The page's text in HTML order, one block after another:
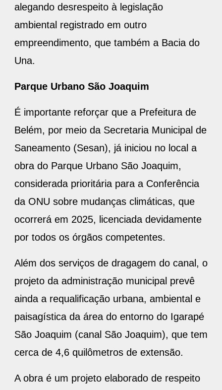
alegando desrespeito à legislação
ambiental registrado em outro
empreendimento, que também a Bacia do
Una.
Parque Urbano São Joaquim
É importante reforçar que a Prefeitura de
Belém, por meio da Secretaria Municipal de
Saneamento (Sesan), já iniciou no local a
obra do Parque Urbano São Joaquim,
considerada prioritária para a Conferência
da ONU sobre mudanças climáticas, que
ocorrerá em 2025, licenciada devidamente
por todos os órgãos competentes.
Além dos serviços de dragagem do canal, o
projeto da administração municipal prevê
ainda a requalificação urbana, ambiental e
paisagística da área do entorno do Igarapé
São Joaquim (canal São Joaquim), que tem
cerca de 4,6 quilômetros de extensão.
A obra é um projeto elaborado de respeito